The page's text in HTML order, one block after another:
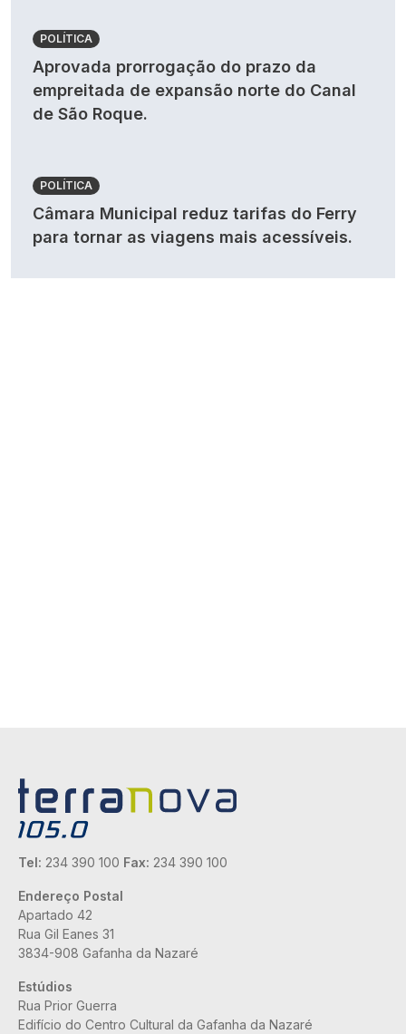
POLÍTICA
Aprovada prorrogação do prazo da
empreitada de expansão norte do Canal
de São Roque.
POLÍTICA
Câmara Municipal reduz tarifas do Ferry
para tornar as viagens mais acessíveis.
Tel: 234 390 100 Fax: 234 390 100
Endereço Postal
Apartado 42
Rua Gil Eanes 31
3834-908 Gafanha da Nazaré
Estúdios
Rua Prior Guerra
Edifício do Centro Cultural da Gafanha da Nazaré